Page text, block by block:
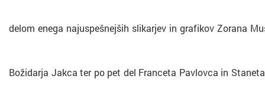
delom enega najuspešnejših slikarjev in grafikov Zorana
Božidarja Jakca ter po pet del Franceta Pavlovca in